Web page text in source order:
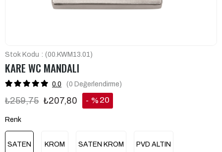
Stok Kodu (00.KWM13.01)
KARE WC MANDALI
0.0 (0 Değerlendirme)
₺259,75 ₺207,80 % 20
Renk
SATEN KROM SATEN KROM PVD ALTIN